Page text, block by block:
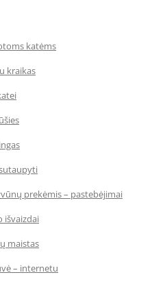
katėms
kraikas
prekėmis – pastebėjimai
išvaizdai
maistas
– internetu